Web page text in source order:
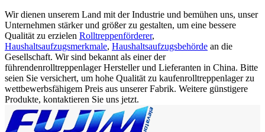
Wir dienen unserem Land mit der Industrie und bemühen uns, unser
Unternehmen stärker und größer zu gestalten, um eine bessere
Qualität zu erzielen Rolltreppenförderer,
Haushaltsaufzugsmerkmale, Haushaltsaufzugsbehörde an die
Gesellschaft. Wir sind bekannt als einer der
führendenrolltreppenlager Hersteller und Lieferanten in China. Bitte
seien Sie versichert, um hohe Qualität zu kaufenrolltreppenlager zu
wettbewerbsfähigem Preis aus unserer Fabrik. Weitere günstigere
Produkte, kontaktieren Sie uns jetzt.